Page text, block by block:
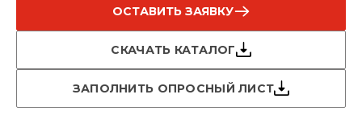
ОСТАВИТЬ ЗАЯВКУ
СКАЧАТЬ КАТАЛОГ
ЗАПОЛНИТЬ ОПРОСНЫЙ ЛИСТ